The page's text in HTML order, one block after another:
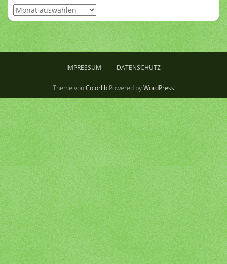
Archiv
IMPRESSUM DATENSCHUTZ
Theme vonColorlib Powered byWordPress